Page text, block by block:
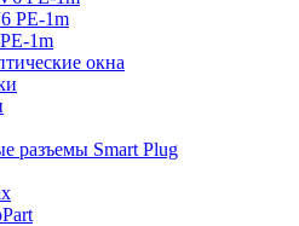
PE-1m
1m
окна
разъемы Smart Plug